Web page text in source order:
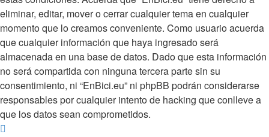
eliminar, editar, mover o cerrar cualquier tema en cualquier
momento que lo creamos conveniente. Como usuario acuerda
que cualquier información que haya ingresado será
almacenada en una base de datos. Dado que esta información
no será compartida con ninguna tercera parte sin su
consentimiento, ni “EnBici.eu” ni phpBB podrán considerarse
responsables por cualquier intento de hacking que conlleve a
que los datos sean comprometidos.